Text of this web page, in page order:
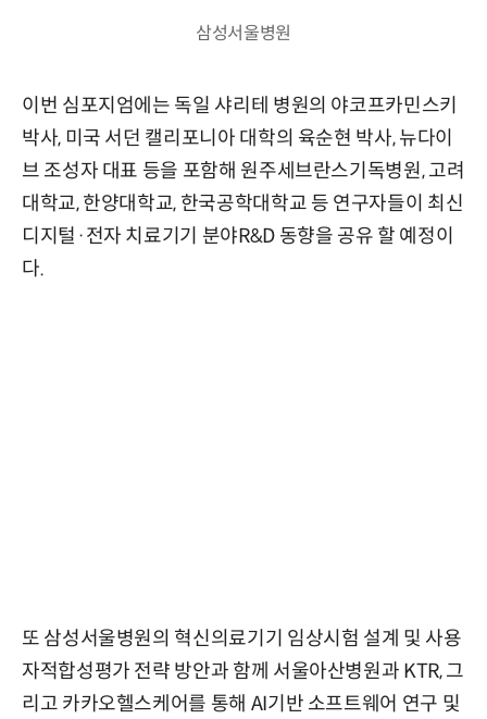
삼성서울병원
이번 심포지엄에는 독일 샤리테 병원의 야코프카민스키
박사, 미국 서던 캘리포니아 대학의 육순현 박사, 뉴다이
브 조성자 대표 등을 포함해 원주세브란스기독병원, 고려
대학교, 한양대학교, 한국공학대학교 등 연구자들이 최신
디지털·전자 치료기기 분야R&D 동향을 공유 할 예정이
다.
또 삼성서울병원의 혁신의료기기 임상시험 설계 및 사용
자적합성평가 전략 방안과 함께 서울아산병원과 KTR, 그
리고 카카오헬스케어를 통해 AI기반 소프트웨어 연구 및